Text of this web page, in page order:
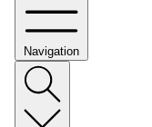
Navigation